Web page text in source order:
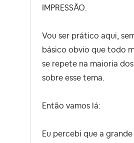
IMPRESSÃO.
Vou ser prático aqui,
básico obvio que todo
se repete na maioria
sobre esse tema.
Então vamos lá:
Eu percebi que a